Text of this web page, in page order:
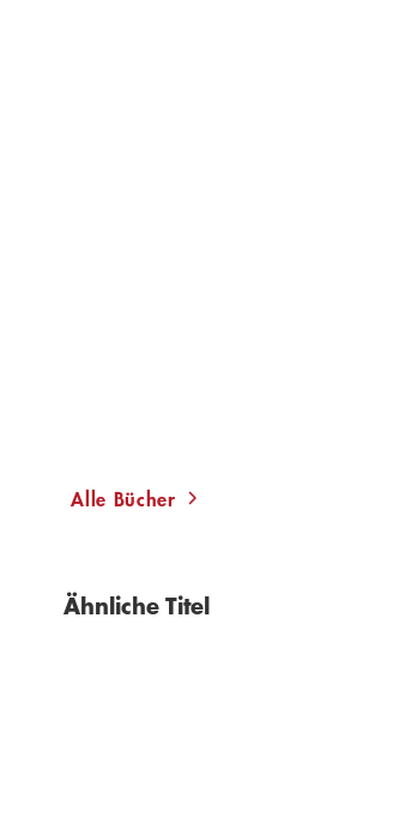
Alle Bücher
Ähnliche Titel